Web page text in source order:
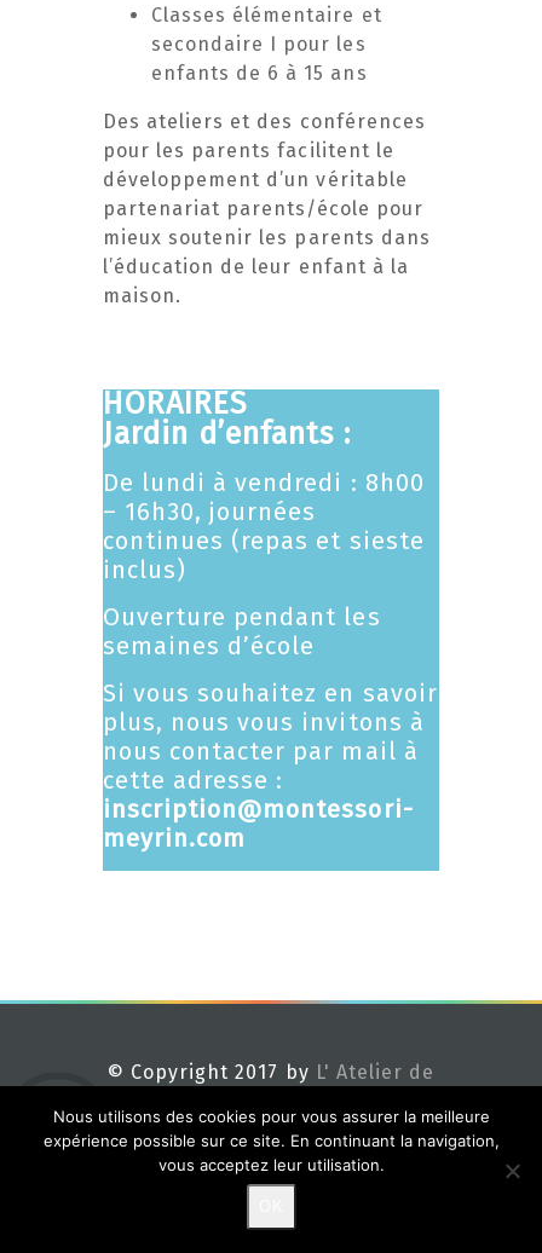
Classes élémentaire et
secondaire I pour les
enfants de 6 à 15 ans
Des ateliers et des conférences
pour les parents facilitent le
développement d’un véritable
partenariat parents/école pour
mieux soutenir les parents dans
l’éducation de leur enfant à la
maison.
HORAIRES
Jardin d’enfants :
De lundi à vendredi : 8h00
– 16h30, journées
continues (repas et sieste
inclus)
Ouverture pendant les
semaines d’école
Si vous souhaitez en savoir
plus, nous vous invitons à
nous contacter par mail à
cette adresse :
inscription@montessori-
meyrin.com
© Copyright 2017 by L' Atelier de
Nous utilisons des cookies pour vous assurer la meilleure
expérience possible sur ce site. En continuant la navigation,
vous acceptez leur utilisation.